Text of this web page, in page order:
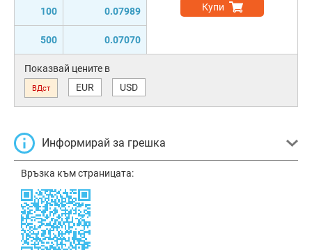
100 0.07989
500 0.07070
Купи
Показвай цените в
ВДст EUR USD
Информирай за грешка
Връзка към страницата: